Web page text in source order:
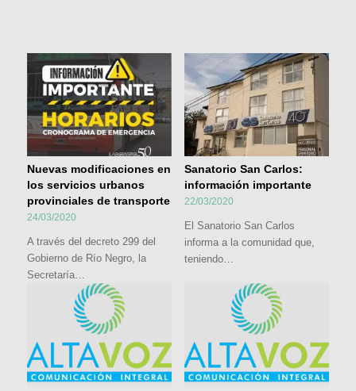
Nuevas modificaciones en
los servicios urbanos
provinciales de transporte
24/03/2020
A través del decreto 299 del
Gobierno de Río Negro, la
Secretaría…
Sanatorio San Carlos:
información importante
22/03/2020
El Sanatorio San Carlos
informa a la comunidad que,
teniendo…